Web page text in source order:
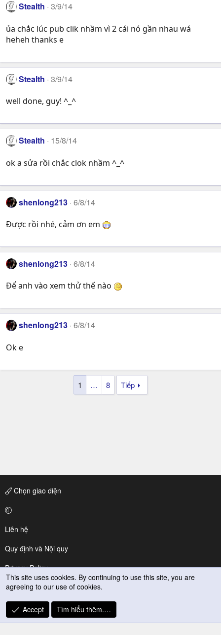
Stealth 3/9/14
ủa chắc lúc pub clik nhầm vì 2 cái nó gần nhau wá
heheh thanks e
Stealth 3/9/14
well done, guy! ^_^
Stealth 15/8/14
ok a sửa rồi chắc clok nhầm ^_^
shenlong213 6/8/14
Được rồi nhé, cảm ơn em
shenlong213 6/8/14
Để anh vào xem thử thế nào
shenlong213 6/8/14
Ok e
1 … 8 Tiếp
Chọn giao diện
Liên hệ
Quy định và Nội quy
Privacy Policy
Trợ giúp
R
S
This site uses cookies. By continuing to use this site, you are
agreeing to our use of cookies.
Accept Tìm hiểu thêm.…